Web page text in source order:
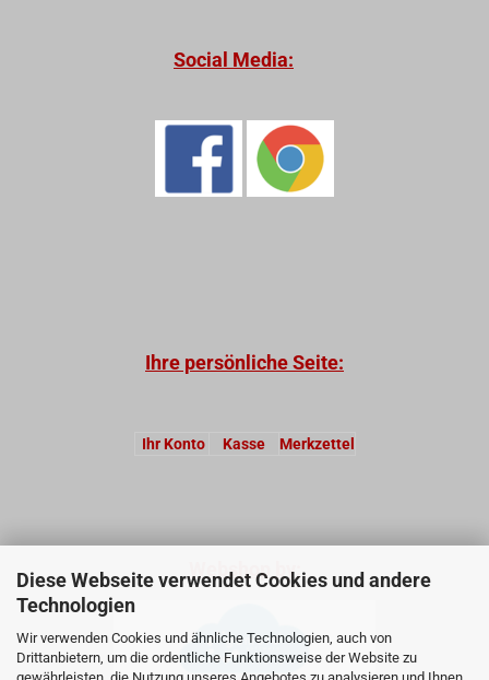
Diese Webseite verwendet Cookies und andere
Technologien
Wir verwenden Cookies und ähnliche Technologien, auch von
Drittanbietern, um die ordentliche Funktionsweise der Website zu
Social Media:
Ihre persönliche Seite:
Ihr Konto Kasse Merkzettel
Webshop by: